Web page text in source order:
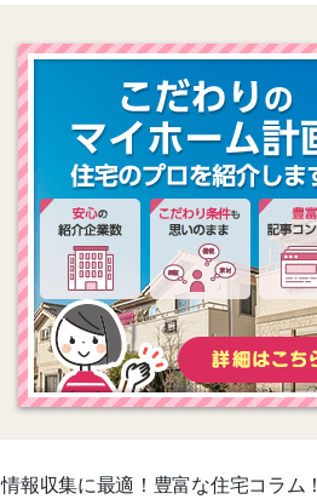
情報収集に最適！豊富な住宅コラム！